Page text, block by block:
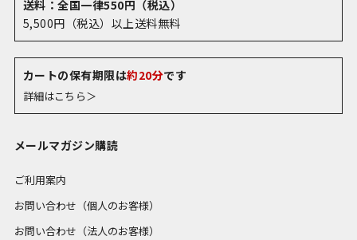
送料：全国一律550円（税込）
5,500円（税込）以上送料無料
カートの保有期限は約20分です
詳細はこちら＞
メールマガジン購読
ご利用案内
お問い合わせ（個人のお客様）
お問い合わせ（法人のお客様）